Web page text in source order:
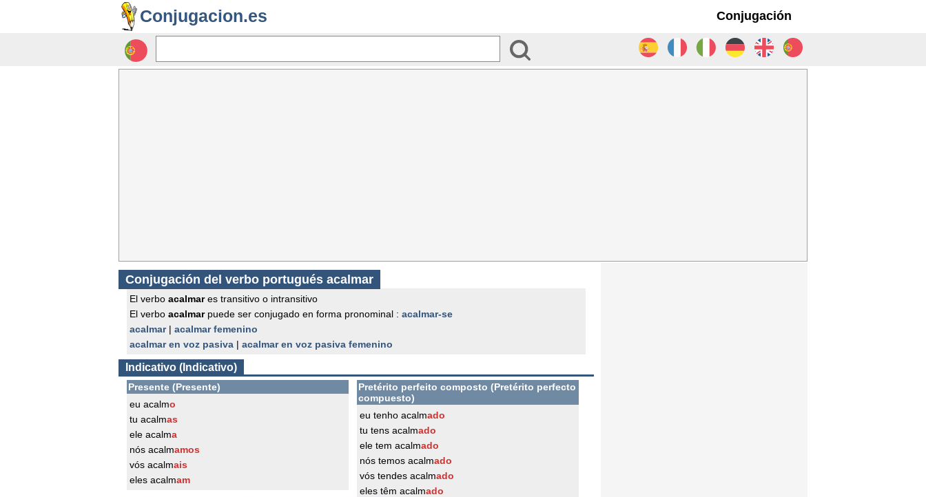
Conjugacion.es Conjugación
Conjugación del verbo portugués acalmar
El verbo acalmares transitivo o intransitivo
El verbo acalmarpuede ser conjugado en forma pronominal : acalmar-se
acalmar| acalmar femenino
acalmar en voz pasiva | acalmar en voz pasiva femenino
Indicativo (Indicativo)
Presente (Presente)
eu acalmo
tu acalmas
ele acalma
nós acalmamos
vós acalmais
eles acalmam
Pretérito perfeito composto (Pretérito perfecto
compuesto)
eu tenho acalmado
tu tens acalmado
ele tem acalmado
nós temos acalmado
vós tendes acalmado
eles têm acalmado